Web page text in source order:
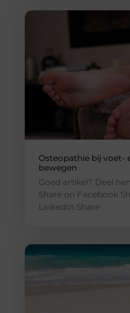
Osteopathie bij voet-
bewegen
Goed artikel? Deel
Share on Facebook
LinkedIn Share